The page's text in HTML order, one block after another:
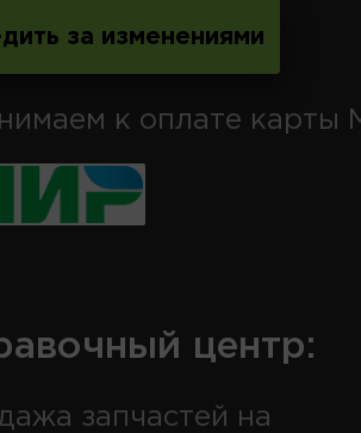
за изменениями
к оплате карты
центр:
запчастей на